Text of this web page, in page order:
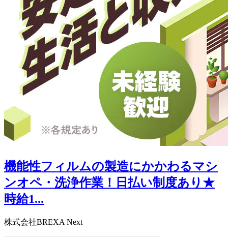
機能性フィルムの製造にかかわるマシ
ンオペ・洗浄作業！日払い制度あり★
時給1...
株式会社BREXA Next